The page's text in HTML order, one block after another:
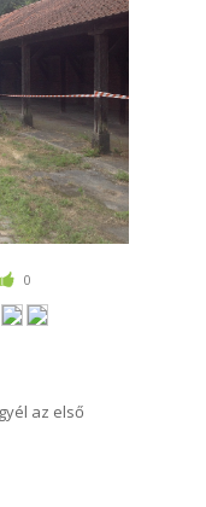
0
az első